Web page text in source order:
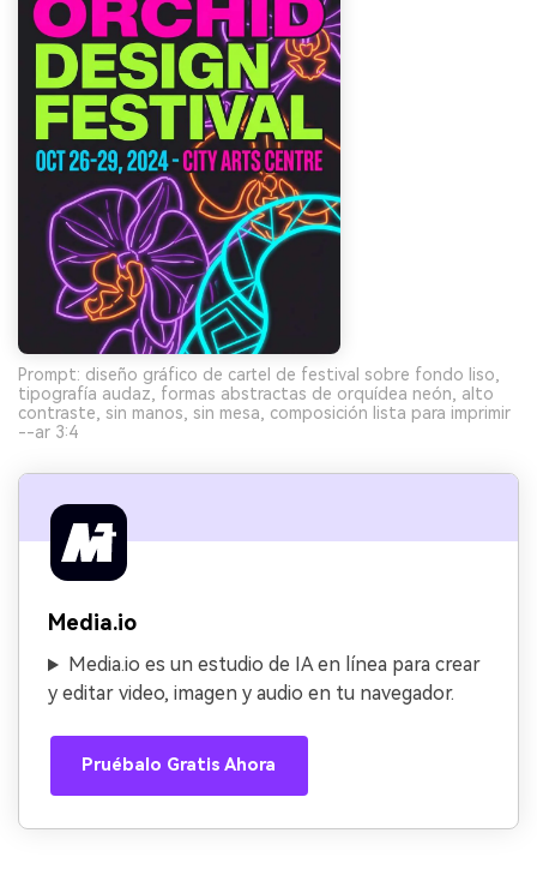
Prompt: diseño gráfico de cartel de festival sobre fondo liso,
tipografía audaz, formas abstractas de orquídea neón, alto
contraste, sin manos, sin mesa, composición lista para imprimir
--ar 3:4
Media.io
Media.io es un estudio de IA en línea para crear
y editar video, imagen y audio en tu navegador.
Pruébalo Gratis Ahora